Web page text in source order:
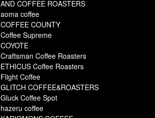
AND COFFEE ROASTERS
aoma coffee
COFFEE COUNTY
Coffee Supreme
COYOTE
Craftsman Coffee Roasters
ETHICUS Coffee Roasters
Flight Coffee
GLITCH COFFEE&ROASTERS
Gluck Coffee Spot
hazeru coffee